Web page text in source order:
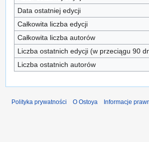
Data ostatniej edycji
Całkowita liczba edycji
Całkowita liczba autorów
Liczba ostatnich edycji (w przeciągu 90
Liczba ostatnich autorów
Polityka prywatności O Ostoya Informacje